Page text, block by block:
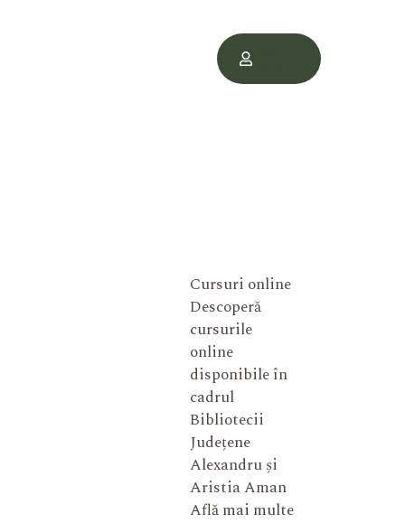
Cursuri online
Descoperă
cursurile
online
disponibile în
cadrul
Bibliotecii
Județene
Alexandru și
Aristia Aman
Află mai multe